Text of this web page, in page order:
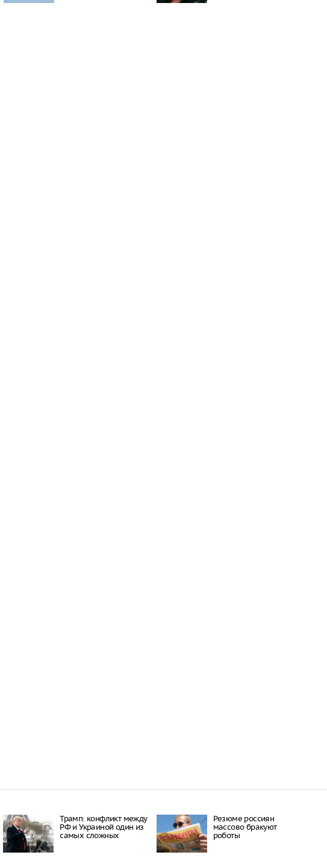
Трамп: конфликт между
РФ и Украиной один из
самых сложных
Резюме россиян
массово бракуют
роботы